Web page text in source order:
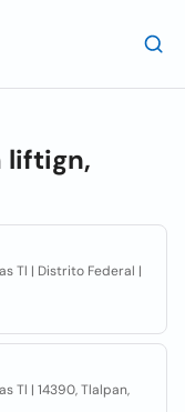
liftign,
Tl | Distrito Federal |
Tl | 14390, Tlalpan,